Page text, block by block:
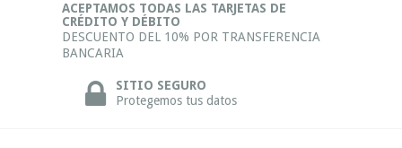
ACEPTAMOS TODAS LAS TARJETAS DE
CRÉDITO Y DÉBITO
DESCUENTO DEL 10% POR TRANSFERENCIA
BANCARIA
SITIO SEGURO
Protegemos tus datos